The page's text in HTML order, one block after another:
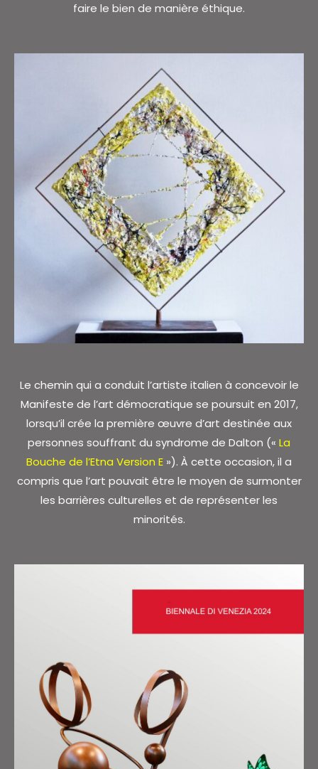
faire le bien de manière éthique.
Le chemin qui a conduit l’artiste italien à concevoir le
Manifeste de l’art démocratique se poursuit en 2017,
lorsqu’il crée la première œuvre d’art destinée aux
personnes souffrant du syndrome de Dalton (« La
Bouche de l’Etna Version E »). À cette occasion, il a
compris que l’art pouvait être le moyen de surmonter
les barrières culturelles et de représenter les
minorités.